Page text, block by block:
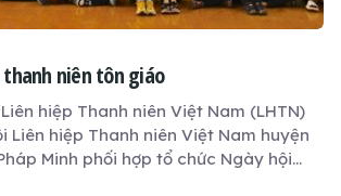
thanh niên tôn giáo
hiệp Thanh niên Việt Nam (LHTN)
Liên hiệp Thanh niên Việt Nam huyện
Minh phối hợp tổ chức Ngày hội